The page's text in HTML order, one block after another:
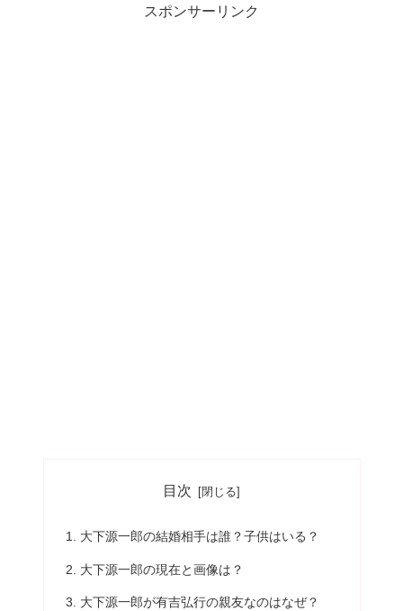
スポンサーリンク
目次
大下源一郎の結婚相手は誰？子供はいる？
大下源一郎の現在と画像は？
大下源一郎が有吉弘行の親友なのはなぜ？